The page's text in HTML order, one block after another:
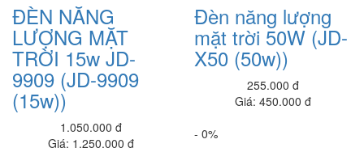
Ram Kingston 8g/2666 PC- DDR4
650,000 đ
Ram 4G star
325,000 đ
Dell Vostro 5402_V4I5003W
21,050,000 đ
ĐÈN NĂNG
LƯỢNG MẶT
TRỜI 15w JD-
9909 (JD-9909
(15w))
1.050.000 đ
Giá: 1.250.000 đ
Đèn năng lượng
mặt trời 50W (JD-
X50 (50w))
255.000 đ
Giá: 450.000 đ
- 0%